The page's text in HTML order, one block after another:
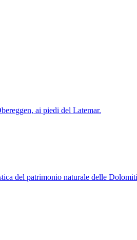
ai piedi del Latemar.
del patrimonio naturale delle Dolomiti